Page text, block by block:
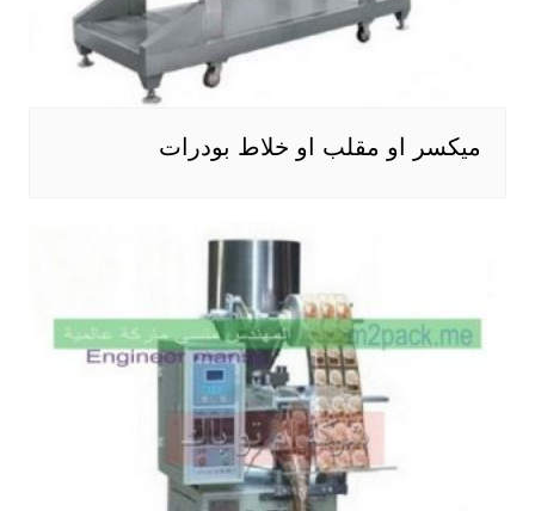
ميكسر او مقلب او خلاط بودرات